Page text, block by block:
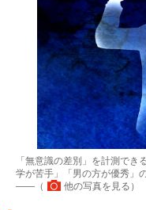
「無意識の差別」を計測でき
学が苦手」「男の方が優秀」
――（
他の写真を見る ）